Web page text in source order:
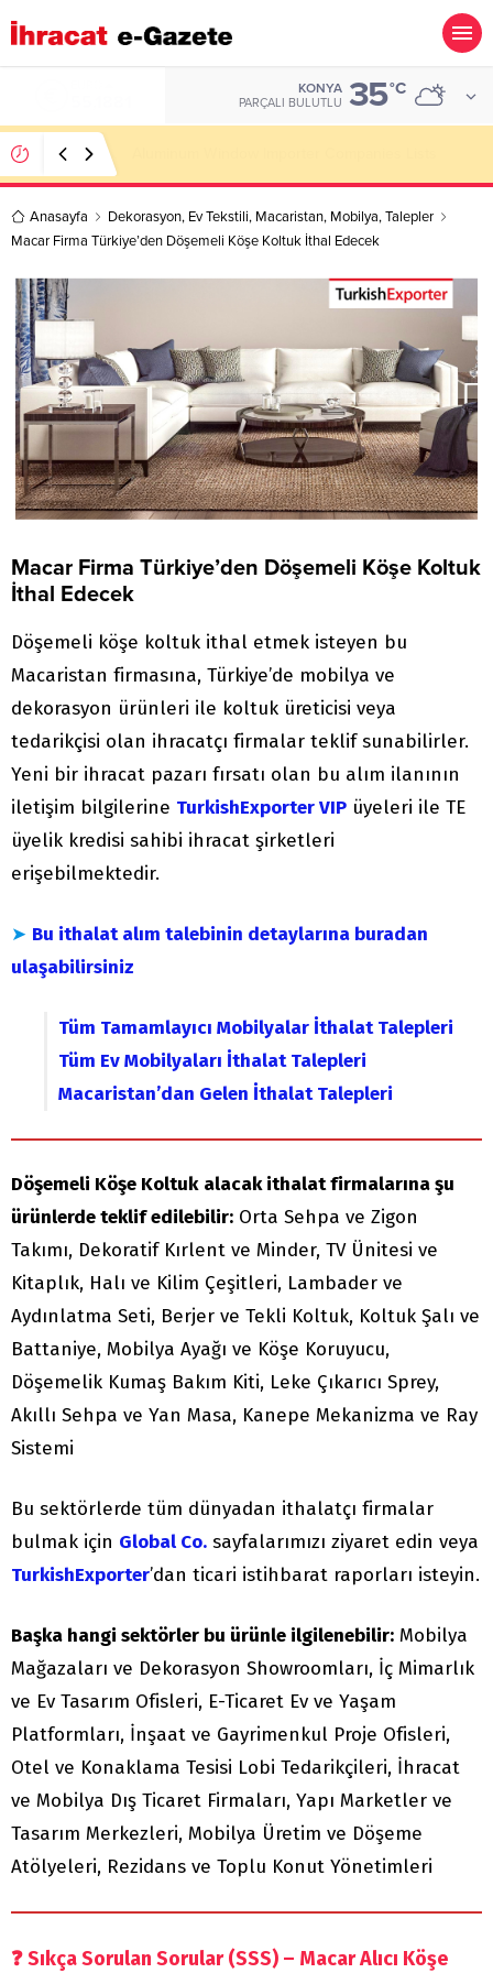
KONYA
PARÇALI BULUTLU 35°C
Anasayfa Dekorasyon, Ev Tekstili, Macaristan, Mobilya,Talepler
Macar Firma Türkiye’den Döşemeli Köşe Koltuk İthal Edecek
Macar Firma Türkiye’den Döşemeli Köşe Koltuk
İthal Edecek
Döşemeli köşe koltuk ithal etmek isteyen bu
Macaristan firmasına, Türkiye’de mobilya ve
dekorasyon ürünleri ile koltuk üreticisi veya
tedarikçisi olan ihracatçı firmalar teklif sunabilirler.
Yeni bir ihracat pazarı fırsatı olan bu alım ilanının
iletişim bilgilerine TurkishExporter VIP üyeleri ile TE
üyelik kredisi sahibi ihracat şirketleri
erişebilmektedir.
➤ Bu ithalat alım talebinin detaylarına buradan
ulaşabilirsiniz
Tüm Tamamlayıcı Mobilyalar İthalat Talepleri
Tüm Ev Mobilyaları İthalat Talepleri
Macaristan’dan Gelen İthalat Talepleri
Döşemeli Köşe Koltuk alacak ithalat firmalarına şu
ürünlerde teklif edilebilir: Orta Sehpa ve Zigon
Takımı, Dekoratif Kırlent ve Minder, TV Ünitesi ve
Kitaplık, Halı ve Kilim Çeşitleri, Lambader ve
Aydınlatma Seti, Berjer ve Tekli Koltuk, Koltuk Şalı ve
Battaniye, Mobilya Ayağı ve Köşe Koruyucu,
Döşemelik Kumaş Bakım Kiti, Leke Çıkarıcı Sprey,
Akıllı Sehpa ve Yan Masa, Kanepe Mekanizma ve Ray
Sistemi
Bu sektörlerde tüm dünyadan ithalatçı firmalar
bulmak için Global Co. sayfalarımızı ziyaret edin veya
TurkishExporter’dan ticari istihbarat raporları isteyin.
Başka hangi sektörler bu ürünle ilgilenebilir: Mobilya
Mağazaları ve Dekorasyon Showroomları, İç Mimarlık
ve Ev Tasarım Ofisleri, E-Ticaret Ev ve Yaşam
Platformları, İnşaat ve Gayrimenkul Proje Ofisleri,
Otel ve Konaklama Tesisi Lobi Tedarikçileri, İhracat
ve Mobilya Dış Ticaret Firmaları, Yapı Marketler ve
Tasarım Merkezleri, Mobilya Üretim ve Döşeme
Atölyeleri, Rezidans ve Toplu Konut Yönetimleri
❓Sıkça Sorulan Sorular (SSS) – Macar Alıcı Köşe